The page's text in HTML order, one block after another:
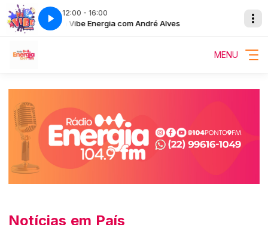
12:00 - 16:00
Na Vibe Energia com André Alves
MENU
Notícias em País